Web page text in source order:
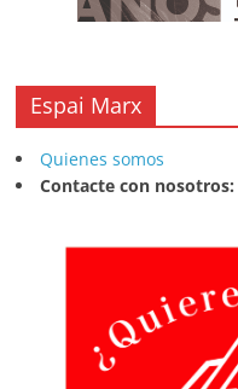
Espai Marx
Quienes somos
Contacte con nosotros: